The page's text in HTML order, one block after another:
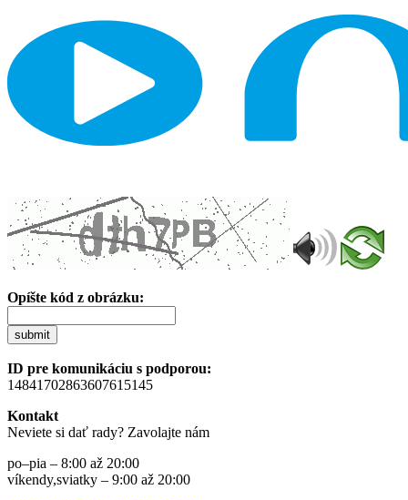
Opíšte kód z obrázku:
submit
ID pre komunikáciu s podporou:
14841702863607615145
Kontakt
Neviete si dať rady? Zavolajte nám
po–pia – 8:00 až 20:00
víkendy,sviatky – 9:00 až 20:00